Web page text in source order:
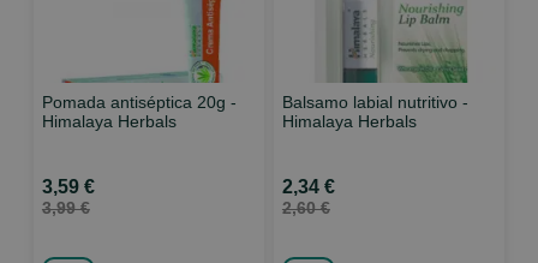
Pomada antiséptica 20g -
Himalaya Herbals
3,59 €
3,99 €
Balsamo labial nutritivo -
Himalaya Herbals
2,34 €
2,60 €